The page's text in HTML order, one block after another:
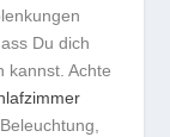
Du dich
kannst. Achte